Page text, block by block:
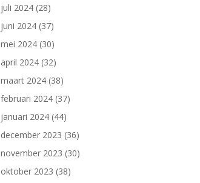
juli 2024 (28)
juni 2024 (37)
mei 2024 (30)
april 2024 (32)
maart 2024 (38)
februari 2024 (37)
januari 2024 (44)
december 2023 (36)
november 2023 (30)
oktober 2023 (38)